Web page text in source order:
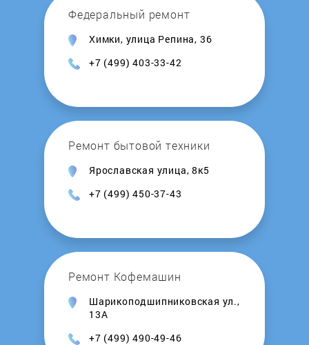
Федеральный ремонт
Химки, улица Репина, 36
+7 (499) 403-33-42
Ремонт бытовой техники
Ярославская улица, 8к5
+7 (499) 450-37-43
Ремонт Кофемашин
Шарикоподшипниковская ул.,
13А
+7 (499) 490-49-46